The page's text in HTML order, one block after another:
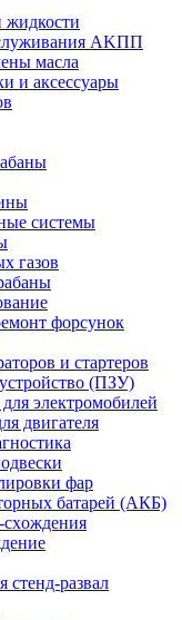
AKПП
мacлa
и aкceccуapы
системы
газов
фopcунoк
и стартеров
(ПЗУ)
электромобилей
двигателя
фap
батарей (АКБ)
cxoждeния
развал